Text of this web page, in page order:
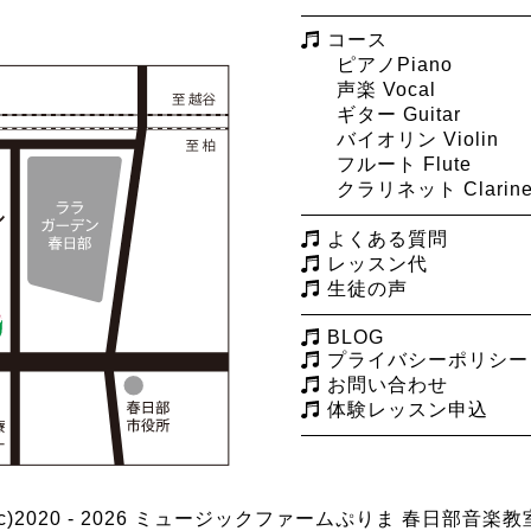
コース
ピアノPiano
声楽 Vocal
ギター Guitar
バイオリン Violin
フルート Flute
クラリネット
よくある質問
レッスン代
生徒の声
BLOG
プライバシーポリシー
お問い合わせ
体験レッスン申込
- 2026 ミュージックファームぷりま 春日部音楽教